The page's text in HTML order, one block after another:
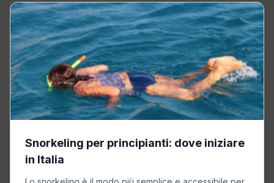
Snorkeling per principianti: dove iniziare
in Italia